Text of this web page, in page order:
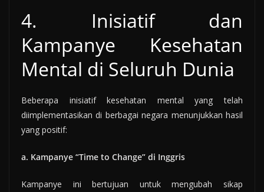
4. Inisiatif dan
Kampanye Kesehatan
Mental di Seluruh Dunia
Beberapa inisiatif kesehatan mental yang telah
diimplementasikan di berbagai negara menunjukkan hasil
yang positif:
a. Kampanye “Time to Change” di Inggris
Kampanye ini bertujuan untuk mengubah sikap